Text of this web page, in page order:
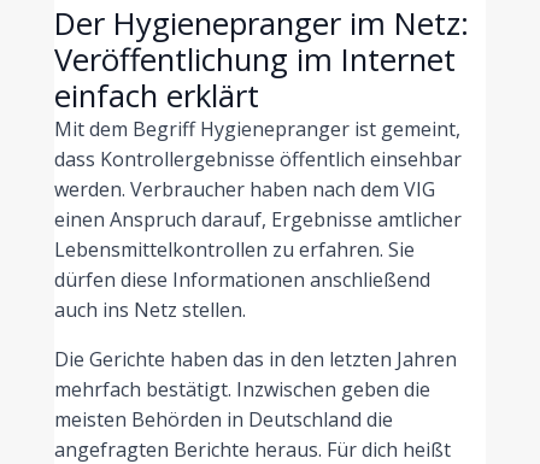
Der Hygienepranger im Netz:
Veröffentlichung im Internet
einfach erklärt
Mit dem Begriff Hygienepranger ist gemeint,
dass Kontrollergebnisse öffentlich einsehbar
werden. Verbraucher haben nach dem VIG
einen Anspruch darauf, Ergebnisse amtlicher
Lebensmittelkontrollen zu erfahren. Sie
dürfen diese Informationen anschließend
auch ins Netz stellen.
Die Gerichte haben das in den letzten Jahren
mehrfach bestätigt. Inzwischen geben die
meisten Behörden in Deutschland die
angefragten Berichte heraus. Für dich heißt